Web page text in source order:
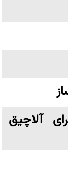
آلاچیق